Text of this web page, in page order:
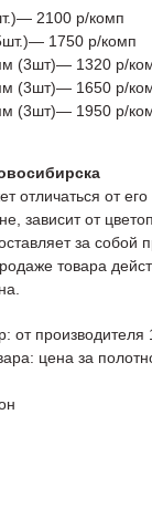
2100 р/комп
1750 р/комп
(3шт)— 1320 р/
(3шт)— 1650 р/
(3шт)— 1950 р/
отличаться от
зависит от
за собой
товара
от производителя
цена за